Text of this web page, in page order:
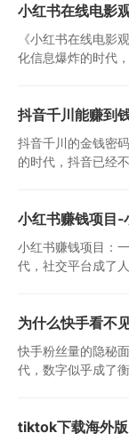
小红书在线电影
《小红书在线电影
化信息爆炸的时代
抖音千川能赚到
抖音千川的金钱密
的时代，抖音已经
小红书赚钱项目-
小红书赚钱项目：
代，社交平台成了
为什么快手看不
快手粉丝量的隐秘
代，数字似乎成了
tiktok下载海外